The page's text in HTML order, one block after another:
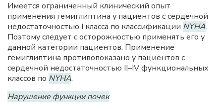
Имеется ограниченный клинический опыт
применения гемиглиптина у пациентов с сердечной
недостаточностью I класса по классификации NYHA.
Поэтому следует с осторожностью применять его у
данной категории пациентов. Применение
гемиглиптина противопоказано у пациентов с
сердечной недостаточностью II–IV функциональных
классов по NYHA.
Нарушение функции почек